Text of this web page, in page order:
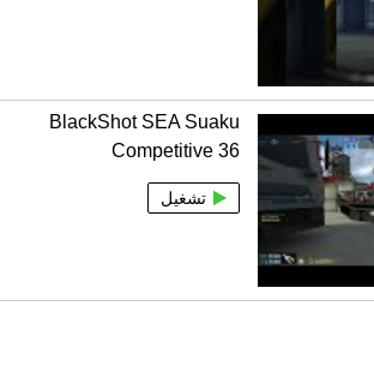
BlackShot SEA Suaku
Competitive 36
تشغيل